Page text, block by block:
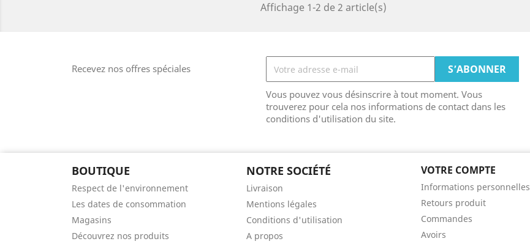
Affichage 1-2 de 2 article(s)
Recevez nos offres spéciales
Vous pouvez vous désinscrire à tout moment. Vous
trouverez pour cela nos informations de contact dans les
conditions d'utilisation du site.
BOUTIQUE
Respect de l'environnement
Les dates de consommation
Magasins
Découvrez nos produits
NOTRE SOCIÉTÉ
Livraison
Mentions légales
Conditions d'utilisation
A propos
VOTRE COMPTE
Informations personnelles
Retours produit
Commandes
Avoirs